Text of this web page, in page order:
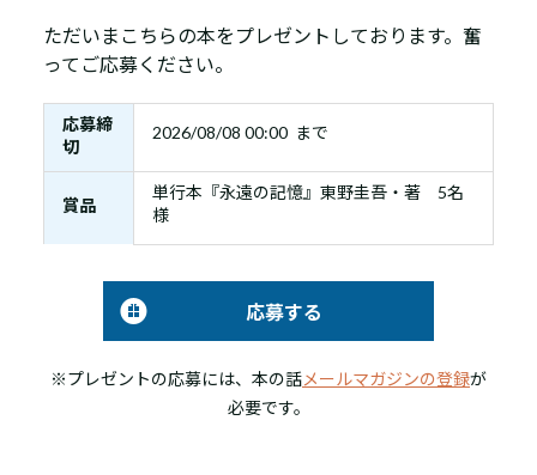
ただいまこちらの本をプレゼントしております。奮
ってご応募ください。
応募締
切
2026/08/08 00:00 まで
賞品
単行本『永遠の記憶』東野圭吾・著 5名
様
応募する
※プレゼントの応募には、本の話メールマガジンの登録が
必要です。